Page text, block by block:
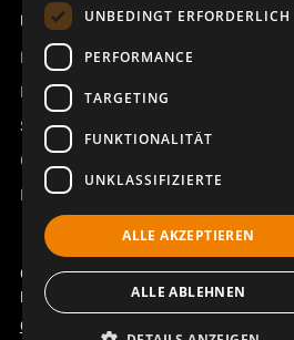
STOPPTASTE M. KABEL
MC11/110
949962-000
Über Åkerströms
Kontakt
Neuigkeiten
Sicherheit und Richtlinien
Geschäftsbedingungen
REACH
Copyright ©2026 Åkerströms. All rights
Björbovägen 143, 786 97 Björbo.
Code of Conduct
UNBEDINGT ERFORDERLICH
PERFORMANCE
TARGETING
FUNKTIONALITÄT
UNKLASSIFIZIERTE
ALLE AKZEPTIEREN
ALLE ABLEHNEN